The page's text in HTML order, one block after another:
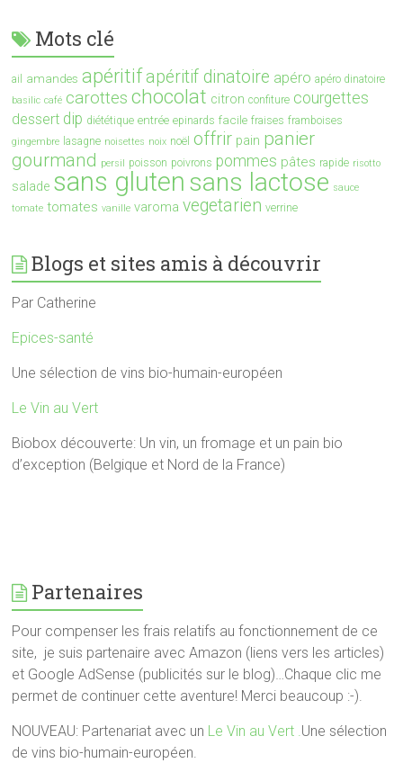
Mots clé
ail amandes apéritifapéritif dinatoire apéro apéro dinatoire
basilic café carottes chocolat citron confiture courgettes
dessert dip diététique entrée epinards facile fraises framboises
gingembre lasagne noisettes noix noël offrir pain panier
gourmand persil poisson poivrons pommes pâtes rapide risotto
salade sans gluten sans lactose sauce
tomate tomates vanille varoma vegetarien verrine
Blogs et sites amis à découvrir
Par Catherine
Epices-santé
Une sélection de vins bio-humain-européen
Le Vin au Vert
Biobox découverte: Un vin, un fromage et un pain bio
d’exception (Belgique et Nord de la France)
Partenaires
Pour compenser les frais relatifs au fonctionnement de ce
site, je suis partenaire avec Amazon (liens vers les articles)
et Google AdSense (publicités sur le blog)…Chaque clic me
permet de continuer cette aventure! Merci beaucoup :-).
NOUVEAU: Partenariat avec un Le Vin au Vert .Une sélection
de vins bio-humain-européen.